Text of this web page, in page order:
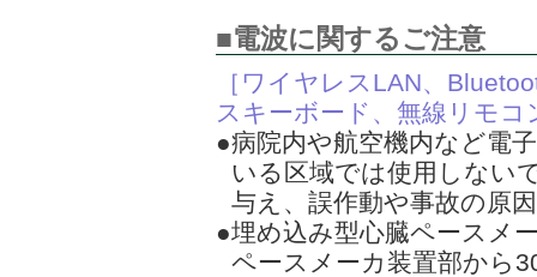
■電波に関するご注意
［ワイヤレスLAN、
スキーボード、無線リモコ
●病院内や航空機内など電
いる区域では使用しない
与え、誤作動や事故の原
●埋め込み型心臓ペースメ
ペースメーカ装置部から